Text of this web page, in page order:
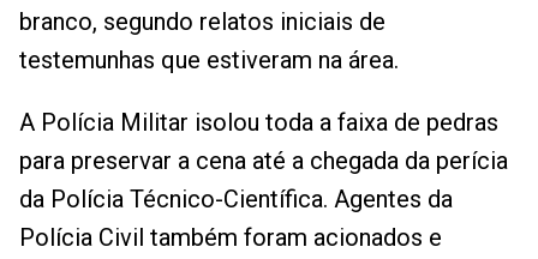
branco, segundo relatos iniciais de
testemunhas que estiveram na área.
A Polícia Militar isolou toda a faixa de pedras
para preservar a cena até a chegada da perícia
da Polícia Técnico-Científica. Agentes da
Polícia Civil também foram acionados e